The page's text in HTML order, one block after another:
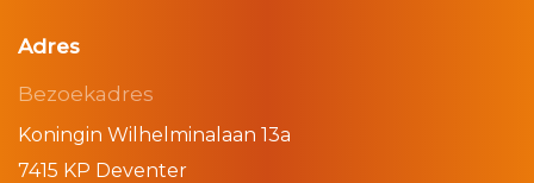
Adres
Bezoekadres
Koningin Wilhelminalaan 13a
7415 KP Deventer